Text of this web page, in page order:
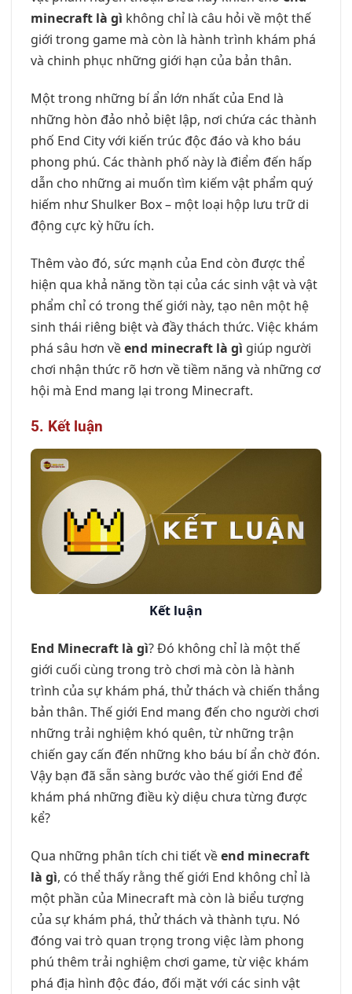
minecraft là gì không chỉ là câu hỏi về một thế
giới trong game mà còn là hành trình khám phá
và chinh phục những giới hạn của bản thân.
Một trong những bí ẩn lớn nhất của End là
những hòn đảo nhỏ biệt lập, nơi chứa các thành
phố End City với kiến trúc độc đáo và kho báu
phong phú. Các thành phố này là điểm đến hấp
dẫn cho những ai muốn tìm kiếm vật phẩm quý
hiếm như Shulker Box – một loại hộp lưu trữ di
động cực kỳ hữu ích.
Thêm vào đó, sức mạnh của End còn được thể
hiện qua khả năng tồn tại của các sinh vật và vật
phẩm chỉ có trong thế giới này, tạo nên một hệ
sinh thái riêng biệt và đầy thách thức. Việc khám
phá sâu hơn vềend minecraft là gì giúp người
chơi nhận thức rõ hơn về tiềm năng và những cơ
hội mà End mang lại trong Minecraft.
5. Kết luận
Kết luận
End Minecraft là gì? Đó không chỉ là một thế
giới cuối cùng trong trò chơi mà còn là hành
trình của sự khám phá, thử thách và chiến thắng
bản thân. Thế giới End mang đến cho người chơi
những trải nghiệm khó quên, từ những trận
chiến gay cấn đến những kho báu bí ẩn chờ đón.
Vậy bạn đã sẵn sàng bước vào thế giới End để
khám phá những điều kỳ diệu chưa từng được
kể?
Qua những phân tích chi tiết vềend minecraft
là gì, có thể thấy rằng thế giới End không chỉ là
một phần của Minecraft mà còn là biểu tượng
của sự khám phá, thử thách và thành tựu. Nó
đóng vai trò quan trọng trong việc làm phong
phú thêm trải nghiệm chơi game, từ việc khám
phá địa hình độc đáo, đối mặt với các sinh vật